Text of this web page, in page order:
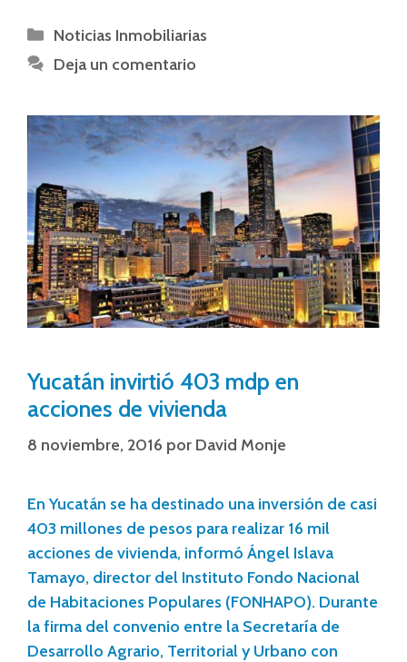
Noticias Inmobiliarias
Deja un comentario
Yucatán invirtió 403 mdp en
acciones de vivienda
8 noviembre, 2016 por David Monje
En Yucatán se ha destinado una inversión de casi
403 millones de pesos para realizar 16 mil
acciones de vivienda, informó Ángel Islava
Tamayo, director del Instituto Fondo Nacional
de Habitaciones Populares (FONHAPO). Durante
la firma del convenio entre la Secretaría de
Desarrollo Agrario, Territorial y Urbano con